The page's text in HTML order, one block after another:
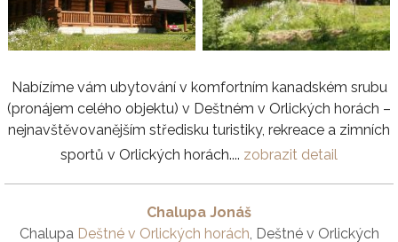
Nabízíme vám ubytování v komfortním kanadském srubu
(pronájem celého objektu) v Deštném v Orlických horách –
nejnavštěvovanějším středisku turistiky, rekreace a zimních
sportů v Orlických horách.... zobrazit detail
Chalupa Jonáš
Chalupa Deštné v Orlických horách, Deštné v Orlických